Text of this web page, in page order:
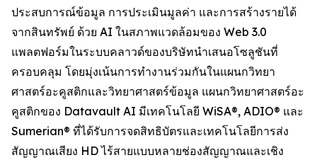
ประสบการณ์ข้อมูล การประเมินมูลค่า และการสร้างรายได้
จากสินทรัพย์ ด้วย AI ในสภาพแวดล้อมของ Web 3.0
แพลตฟอร์มในระบบคลาวด์ของบริษัทนำเสนอโซลูชันที่
ครอบคลุม โดยมุ่งเน้นการทำงานร่วมกันในแผนกวิทยา
ศาสตร์อะคูสติกและวิทยาศาสตร์ข้อมูล แผนกวิทยาศาสตร์อะ
คูสติกของ Datavault AI มีเทคโนโลยี WiSA®, ADIO® และ
Sumerian® ที่ได้รับการจดสิทธิบัตรและเทคโนโลยีการส่ง
สัญญาณเสียง HD ไร้สายแบบหลายช่องสัญญาณและเชิง